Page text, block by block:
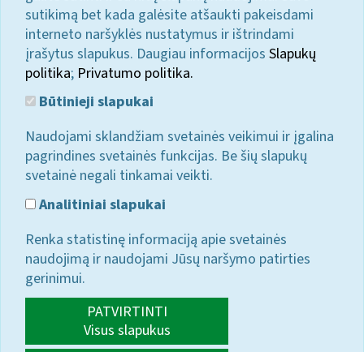
sutikimą bet kada galėsite atšaukti pakeisdami
interneto naršyklės nustatymus ir ištrindami
įrašytus slapukus. Daugiau informacijos Slapukų
politika; Privatumo politika.
Būtinieji slapukai
Naudojami sklandžiam svetainės veikimui ir įgalina
pagrindines svetainės funkcijas. Be šių slapukų
svetainė negali tinkamai veikti.
Analitiniai slapukai
Renka statistinę informaciją apie svetainės
naudojimą ir naudojami Jūsų naršymo patirties
gerinimui.
PATVIRTINTI
Visus slapukus